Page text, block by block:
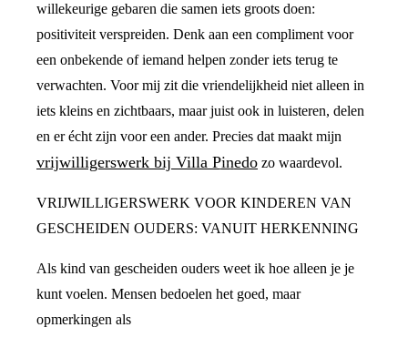
willekeurige gebaren die samen iets groots doen:
positiviteit verspreiden. Denk aan een compliment voor
een onbekende of iemand helpen zonder iets terug te
verwachten. Voor mij zit die vriendelijkheid niet alleen in
iets kleins en zichtbaars, maar juist ook in luisteren, delen
en er écht zijn voor een ander. Precies dat maakt mijn
vrijwilligerswerk bij Villa Pinedo zo waardevol.
VRIJWILLIGERSWERK VOOR KINDEREN VAN
GESCHEIDEN OUDERS: VANUIT HERKENNING
Als kind van gescheiden ouders weet ik hoe alleen je je
kunt voelen. Mensen bedoelen het goed, maar
opmerkingen als